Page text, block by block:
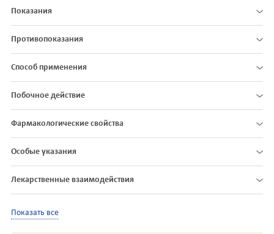
Показания
Противопоказания
Способ применения
Побочное действие
Фармакологические свойства
Особые указания
Лекарственные взаимодействия
Показать все